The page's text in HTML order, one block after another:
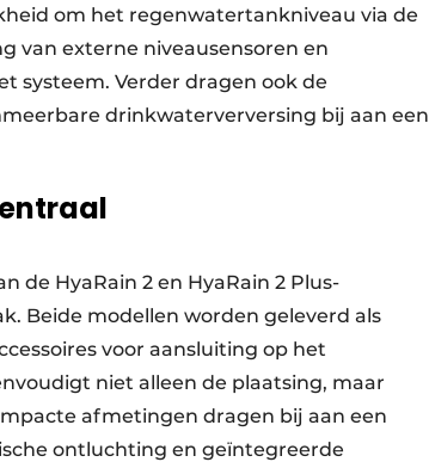
om het regenwatertankniveau via de
van externe niveausensoren en
systeem. Verder dragen ook de
drinkwaterverversing bij aan een
de HyaRain 2 en HyaRain 2 Plus-
Beide modellen worden geleverd als
voor aansluiting op het
niet alleen de plaatsing, maar
afmetingen dragen bij aan een
ontluchting en geïntegreerde